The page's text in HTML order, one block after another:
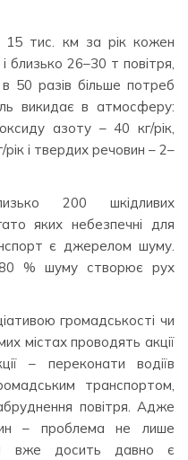
15 тис. км за рік кожен
близько 26–30 т повітря,
50 разів більше потреб
викидає в атмосферу:
азоту – 40 кг/рік,
рік і твердих речовин – 2–
200 шкідливих
яких небезпечні для
є джерелом шуму.
% шуму створює рух
громадськості чи
містах проводять акції
– переконати водіїв
транспортом,
повітря. Адже
– проблема не лише
вже досить давно є